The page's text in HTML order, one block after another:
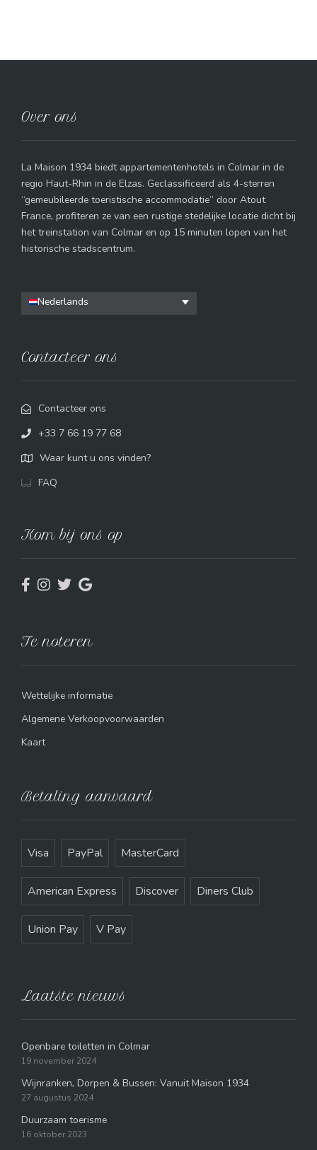
Over ons
La Maison 1934 biedt appartementenhotels in Colmar in de
regio Haut-Rhin in de Elzas. Geclassificeerd als 4-sterren
“gemeubileerde toeristische accommodatie” door Atout
France, profiteren ze van een rustige stedelijke locatie dicht bij
het treinstation van Colmar en op 15 minuten lopen van het
historische stadscentrum.
Nederlands
Contacteer ons
Contacteer ons
+33 7 66 19 77 68
Waar kunt u ons vinden?
FAQ
Kom bij ons op
Te noteren
Wettelijke informatie
Algemene Verkoopvoorwaarden
Kaart
Betaling aanvaard
Visa PayPal MasterCard
American Express Discover Diners Club
Union Pay V Pay
Laatste nieuws
Openbare toiletten in Colmar
19 november 2024
Wijnranken, Dorpen & Bussen: Vanuit Maison 1934
27 augustus 2024
Duurzaam toerisme
16 oktober 2023